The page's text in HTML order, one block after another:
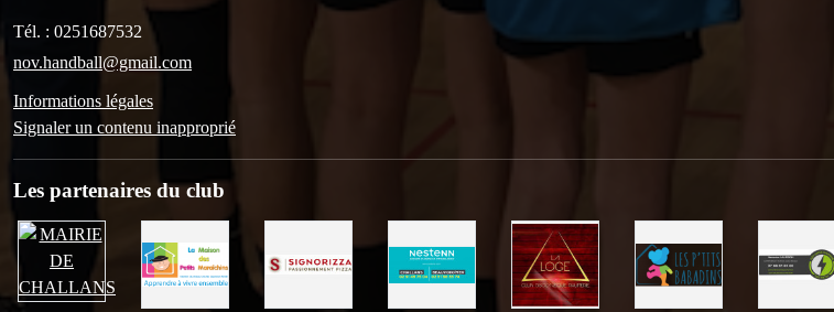
Tél. : 0251687532
nov.handball@gmail.com
Informations légales
Signaler un contenu inapproprié
Les partenaires du club